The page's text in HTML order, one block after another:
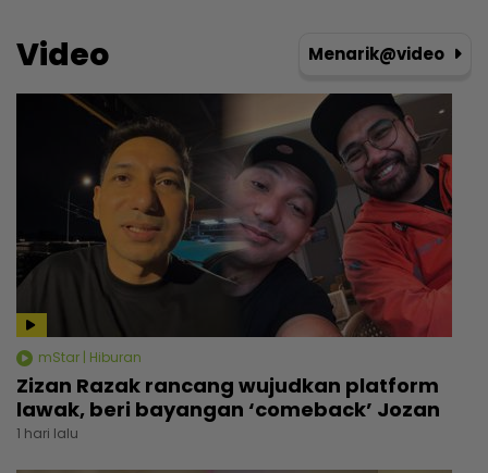
Video Menarik@video
mStar | Hiburan
Zizan Razak rancang wujudkan platform
lawak, beri bayangan ‘comeback’ Jozan
1 hari lalu